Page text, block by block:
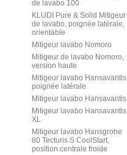
de lavabo 100
KLUDI Pure & Solid Mitigeur
de lavabo, poignée latérale,
orientable
Mitigeur lavabo Nomoro
Mitigeur de lavabo Nomoro,
version haute
Mitigeur lavabo Hansavantis
poignée latérale
Mitigeur lavabo Hansavantis
Mitigeur lavabo Hansavantis
XL
Mitigeur lavabo Hansgrohe
80 Tecturis S CoolStart,
position centrale froide